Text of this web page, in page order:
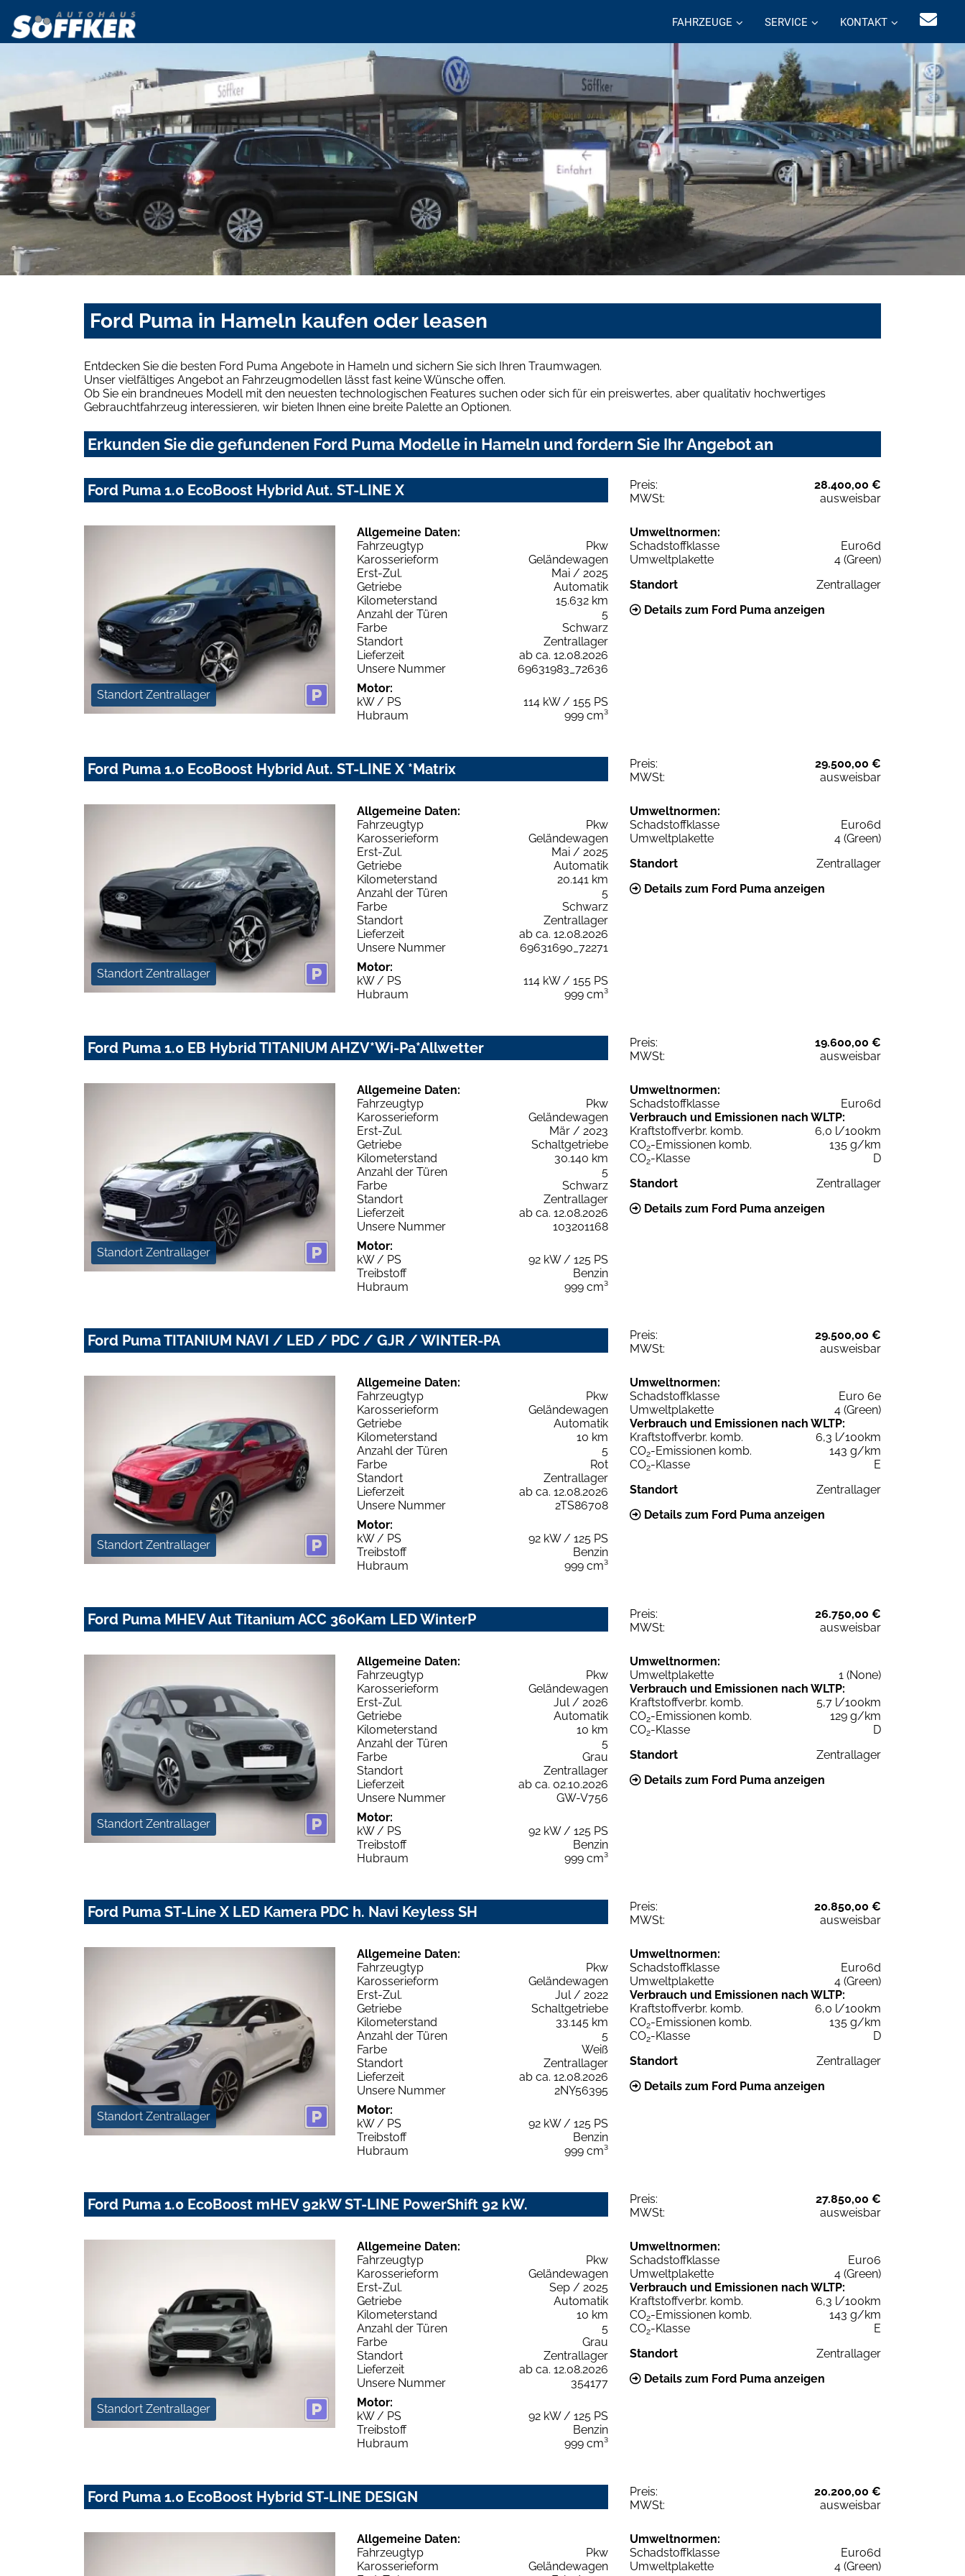
FAHRZEUGE SERVICE KONTAKT
Ford Puma in Hameln kaufen oder leasen
Entdecken Sie die besten Ford Puma Angebote in Hameln und sichern Sie sich Ihren Traumwagen.
Unser vielfältiges Angebot an Fahrzeugmodellen lässt fast keine Wünsche offen.
Ob Sie ein brandneues Modell mit den neuesten technologischen Features suchen oder sich für ein preiswertes, aber qualitativ hochwertiges
Gebrauchtfahrzeug interessieren, wir bieten Ihnen eine breite Palette an Optionen.
Erkunden Sie die gefundenen Ford Puma Modelle in Hameln und fordern Sie Ihr Angebot an
Ford Puma 1.0 EcoBoost Hybrid Aut. ST-LINE X Preis:
28.400,00 €
MWSt:
ausweisbar
Standort Zentrallager
Allgemeine Daten:
Fahrzeugtyp
Pkw
Karosserieform
Geländewagen
Erst-Zul.
Mai / 2025
Getriebe
Automatik
Kilometerstand
15.632 km
Anzahl der Türen
5
Farbe
Schwarz
Standort
Zentrallager
Lieferzeit
ab ca. 12.08.2026
Unsere Nummer
69631983_72636
Motor:
kW / PS
114 kW / 155 PS
Hubraum
999 cm³
Umweltnormen:
Schadstoffklasse
Euro6d
Umweltplakette
4 (Green)
Standort
Zentrallager
Details zum Ford Puma anzeigen
Ford Puma 1.0 EcoBoost Hybrid Aut. ST-LINE X *Matrix Preis:
29.500,00 €
MWSt:
ausweisbar
Standort Zentrallager
Allgemeine Daten:
Fahrzeugtyp
Pkw
Karosserieform
Geländewagen
Erst-Zul.
Mai / 2025
Getriebe
Automatik
Kilometerstand
20.141 km
Anzahl der Türen
5
Farbe
Schwarz
Standort
Zentrallager
Lieferzeit
ab ca. 12.08.2026
Unsere Nummer
69631690_72271
Motor:
kW / PS
114 kW / 155 PS
Hubraum
999 cm³
Umweltnormen:
Schadstoffklasse
Euro6d
Umweltplakette
4 (Green)
Standort
Zentrallager
Details zum Ford Puma anzeigen
Ford Puma 1.0 EB Hybrid TITANIUM AHZV*Wi-Pa*Allwetter Preis:
19.600,00 €
MWSt:
ausweisbar
Standort Zentrallager
Allgemeine Daten:
Fahrzeugtyp
Pkw
Karosserieform
Geländewagen
Erst-Zul.
Mär / 2023
Getriebe
Schaltgetriebe
Kilometerstand
30.140 km
Anzahl der Türen
5
Farbe
Schwarz
Standort
Zentrallager
Lieferzeit
ab ca. 12.08.2026
Unsere Nummer
103201168
Motor:
kW / PS
92 kW / 125 PS
Treibstoff
Benzin
Hubraum
999 cm³
Umweltnormen:
Schadstoffklasse
Euro6d
Verbrauch und Emissionen nach WLTP:
Kraftstoffverbr. komb.
6,0 l/100km
CO2-Emissionen komb.
135 g/km
CO2-Klasse
D
Standort
Zentrallager
Details zum Ford Puma anzeigen
Ford Puma TITANIUM NAVI / LED / PDC / GJR / WINTER-PA Preis:
29.500,00 €
MWSt:
ausweisbar
Standort Zentrallager
Allgemeine Daten:
Fahrzeugtyp
Pkw
Karosserieform
Geländewagen
Getriebe
Automatik
Kilometerstand
10 km
Anzahl der Türen
5
Farbe
Rot
Standort
Zentrallager
Lieferzeit
ab ca. 12.08.2026
Unsere Nummer
2TS86708
Motor:
kW / PS
92 kW / 125 PS
Treibstoff
Benzin
Hubraum
999 cm³
Umweltnormen:
Schadstoffklasse
Euro 6e
Umweltplakette
4 (Green)
Verbrauch und Emissionen nach WLTP:
Kraftstoffverbr. komb.
6,3 l/100km
CO2-Emissionen komb.
143 g/km
CO2-Klasse
E
Standort
Zentrallager
Details zum Ford Puma anzeigen
Ford Puma MHEV Aut Titanium ACC 360Kam LED WinterP Preis:
26.750,00 €
MWSt:
ausweisbar
Standort Zentrallager
Allgemeine Daten:
Fahrzeugtyp
Pkw
Karosserieform
Geländewagen
Erst-Zul.
Jul / 2026
Getriebe
Automatik
Kilometerstand
10 km
Anzahl der Türen
5
Farbe
Grau
Standort
Zentrallager
Lieferzeit
ab ca. 02.10.2026
Unsere Nummer
GW-V756
Motor:
kW / PS
92 kW / 125 PS
Treibstoff
Benzin
Hubraum
999 cm³
Umweltnormen:
Umweltplakette
1 (None)
Verbrauch und Emissionen nach WLTP:
Kraftstoffverbr. komb.
5,7 l/100km
CO2-Emissionen komb.
129 g/km
CO2-Klasse
D
Standort
Zentrallager
Details zum Ford Puma anzeigen
Ford Puma ST-Line X LED Kamera PDC h. Navi Keyless SH Preis:
20.850,00 €
MWSt:
ausweisbar
Standort Zentrallager
Allgemeine Daten:
Fahrzeugtyp
Pkw
Karosserieform
Geländewagen
Erst-Zul.
Jul / 2022
Getriebe
Schaltgetriebe
Kilometerstand
33.145 km
Anzahl der Türen
5
Farbe
Weiß
Standort
Zentrallager
Lieferzeit
ab ca. 12.08.2026
Unsere Nummer
2NY56395
Motor:
kW / PS
92 kW / 125 PS
Treibstoff
Benzin
Hubraum
999 cm³
Umweltnormen:
Schadstoffklasse
Euro6d
Umweltplakette
4 (Green)
Verbrauch und Emissionen nach WLTP:
Kraftstoffverbr. komb.
6,0 l/100km
CO2-Emissionen komb.
135 g/km
CO2-Klasse
D
Standort
Zentrallager
Details zum Ford Puma anzeigen
Ford Puma 1.0 EcoBoost mHEV 92kW ST-LINE PowerShift 92 kW. Preis:
27.850,00 €
MWSt:
ausweisbar
Standort Zentrallager
Allgemeine Daten:
Fahrzeugtyp
Pkw
Karosserieform
Geländewagen
Erst-Zul.
Sep / 2025
Getriebe
Automatik
Kilometerstand
10 km
Anzahl der Türen
5
Farbe
Grau
Standort
Zentrallager
Lieferzeit
ab ca. 12.08.2026
Unsere Nummer
354177
Motor:
kW / PS
92 kW / 125 PS
Treibstoff
Benzin
Hubraum
999 cm³
Umweltnormen:
Schadstoffklasse
Euro6
Umweltplakette
4 (Green)
Verbrauch und Emissionen nach WLTP:
Kraftstoffverbr. komb.
6,3 l/100km
CO2-Emissionen komb.
143 g/km
CO2-Klasse
E
Standort
Zentrallager
Details zum Ford Puma anzeigen
Ford Puma 1.0 EcoBoost Hybrid ST-LINE DESIGN Preis:
20.200,00 €
MWSt:
ausweisbar
Allgemeine Daten:
Fahrzeugtyp
Pkw
Karosserieform
Geländewagen
Umweltnormen:
Schadstoffklasse
Euro6d
Umweltplakette
4 (Green)